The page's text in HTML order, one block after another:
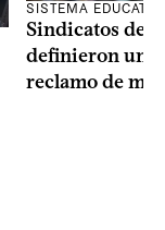
SISTEMA
Sindicatos de
definieron un
reclamo de